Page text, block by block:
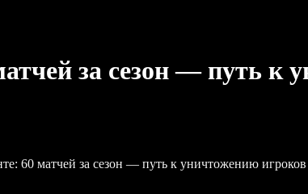
за сезон — путь к
60 матчей за сезон — путь к уничтожению